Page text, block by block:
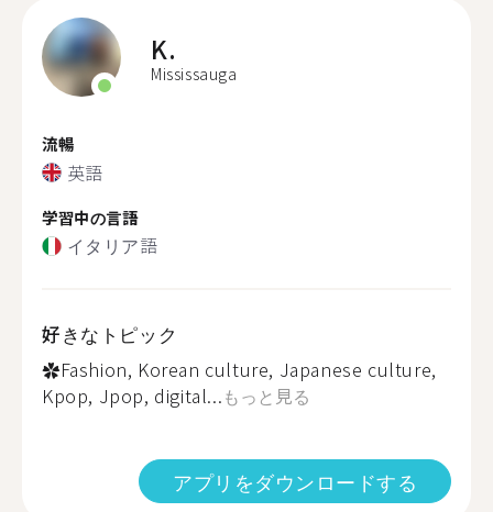
K.
Mississauga
流暢
英語
学習中の言語
イタリア語
好きなトピック
✿Fashion, Korean culture, Japanese culture,
Kpop, Jpop, digital...もっと見る
アプリをダウンロードする